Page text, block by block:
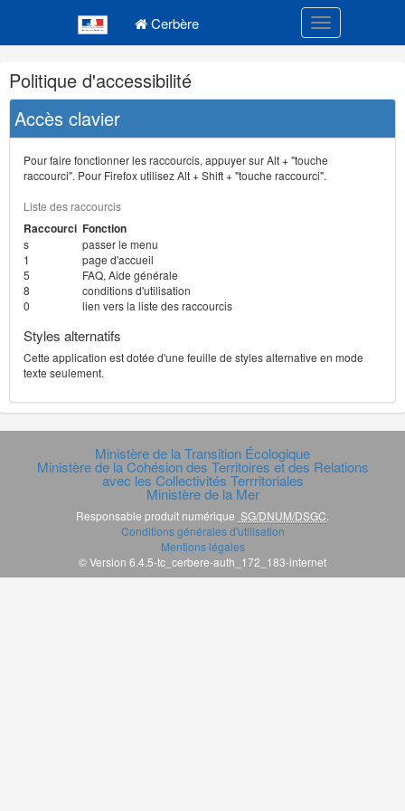
Cerbère Toggle
Navigation
et
outils
annexes
Politique d'accessibilité
Accès clavier
Pour faire fonctionner les raccourcis, appuyer sur Alt + "touche
raccourci". Pour Firefox utilisez Alt + Shift + "touche raccourci".
Liste des raccourcis
Raccourci Fonction
s
passer le menu
1
page d'accueil
5
FAQ, Aide générale
8
conditions d'utilisation
0
lien vers la liste des raccourcis
Styles alternatifs
Cette application est dotée d'une feuille de styles alternative en mode
texte seulement.
Ministère de la Transition Écologique
Ministère de la Cohésion des Territoires et des Relations
avec les Collectivités Terrritoriales
Ministère de la Mer
Responsable produit numérique SG/DNUM/DSGC
Conditions générales d'utilisation
Mentions légales
© Version 6.4.5-tc_cerbere-auth_172_183-internet